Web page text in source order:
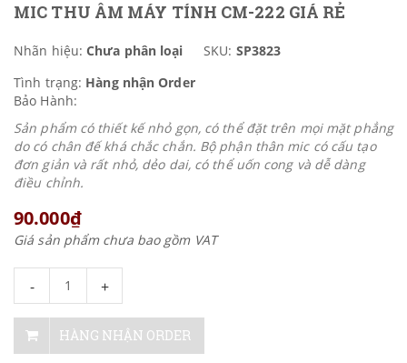
MIC THU ÂM MÁY TÍNH CM-222 GIÁ RẺ
Nhãn hiệu: Chưa phân loại SKU: SP3823
Tình trạng: Hàng nhận Order
Bảo Hành:
Sản phẩm có thiết kế nhỏ gọn, có thể đặt trên mọi mặt phẳng
do có chân đế khá chắc chắn. Bộ phận thân mic có cấu tạo
đơn giản và rất nhỏ, dẻo dai, có thể uốn cong và dễ dàng
điều chỉnh.
90.000₫
Giá sản phẩm chưa bao gồm VAT
- +
HÀNG NHẬN ORDER